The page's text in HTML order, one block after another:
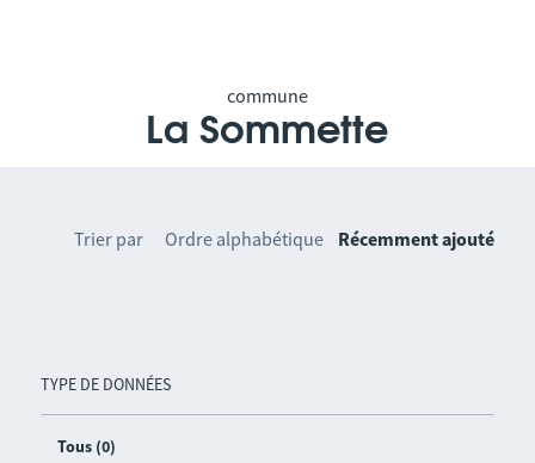
commune
La Sommette
TYPE DE DONNÉES
Tous (0)
Trier par Ordre alphabétique Récemment ajouté